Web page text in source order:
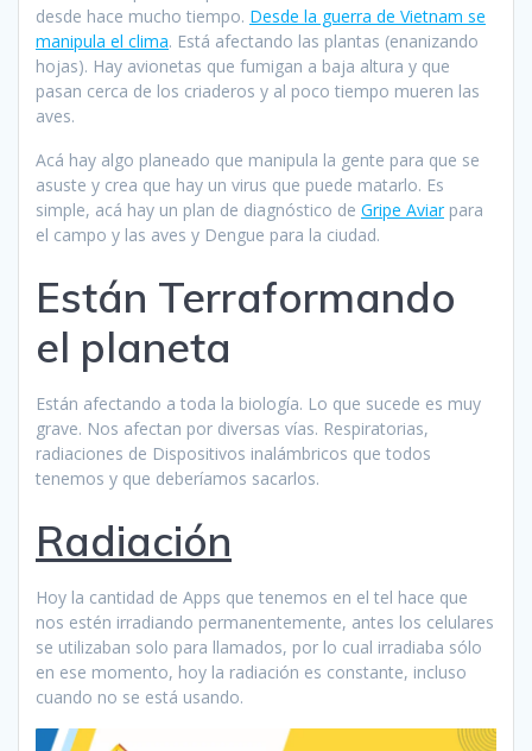
desde hace mucho tiempo. Desde la guerra de Vietnam se
manipula el clima. Está afectando las plantas (enanizando
hojas). Hay avionetas que fumigan a baja altura y que
pasan cerca de los criaderos y al poco tiempo mueren las
aves.
Acá hay algo planeado que manipula la gente para que se
asuste y crea que hay un virus que puede matarlo. Es
simple, acá hay un plan de diagnóstico de Gripe Aviarpara
el campo y las aves y Dengue para la ciudad.
Están Terraformando
el planeta
Están afectando a toda la biología. Lo que sucede es muy
grave. Nos afectan por diversas vías. Respiratorias,
radiaciones de Dispositivos inalámbricos que todos
tenemos y que deberíamos sacarlos.
Radiación
Hoy la cantidad de Apps que tenemos en el tel hace que
nos estén irradiando permanentemente, antes los celulares
se utilizaban solo para llamados, por lo cual irradiaba sólo
en ese momento, hoy la radiación es constante, incluso
cuando no se está usando.